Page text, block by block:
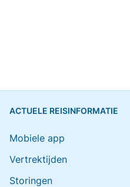
ACTUELE REISINFORMATIE
Mobiele app
Vertrektijden
Storingen